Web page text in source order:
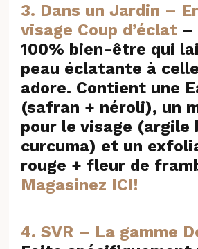
3. Dans un Jardin –
visage Coup d’éclat –
100% bien-être qui
peau éclatante à celle
adore. ​​Contient une
(safran + néroli), un
pour le visage (argile
curcuma) et un
rouge + fleur de
Magasinez ICI!
4. SVR – La gamme